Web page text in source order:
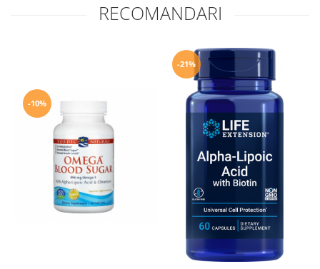
RECOMANDARI
-10%
-21%